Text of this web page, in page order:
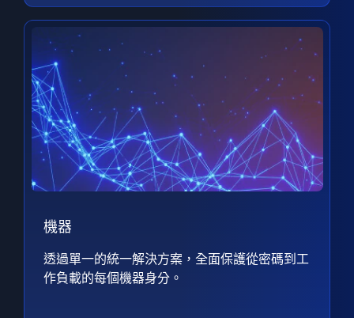
機器
透過單一的統一解決方案，全面保護從密碼到工
作負載的每個機器身分。